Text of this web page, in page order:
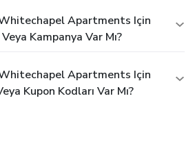
Apartments Için
Kampanya Var Mı?
Apartments Için
Kupon Kodları Var Mı?